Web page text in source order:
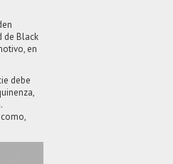
de Black
en
debe